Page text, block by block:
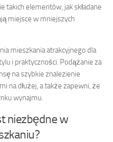
takich elementów, jak składane
miejsce w mniejszych
mieszkania atrakcyjnego dla
i praktyczności. Podążanie za
na szybkie znalezienie
na dłużej, a także zapewni, że
wynajmu.
niezbędne w